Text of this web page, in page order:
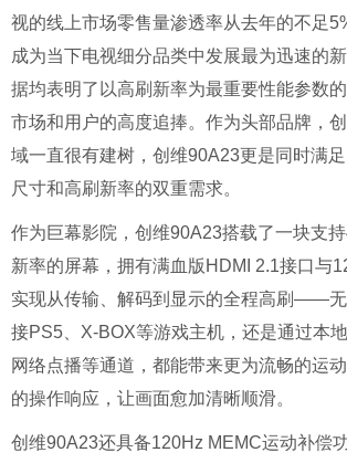
视的线上市场零售量渗透率从去年的不足
成为当下电视细分品类中发展最为迅速的
据均表明了以高刷新率为最重要性能参数
市场和用户的高度追捧。作为头部品牌，
域一直很有建树，创维90A23更是同时满
尺寸和高刷新率的双重需求。
作为巨幕影院，创维90A23搭载了一块支
新率的屏幕，拥有满血版HDMI 2.1接口与
实现从传输、解码到显示的全程高刷——
接PS5、X-BOX等游戏主机，还是通过本
网络点播等通道，都能带来更为流畅的运
的操作响应，让画面愈加清晰顺滑。
创维90A23还具备120Hz MEMC运动补偿